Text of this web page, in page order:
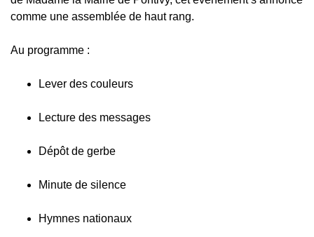
comme une assemblée de haut rang.
Au programme :
Lever des couleurs
Lecture des messages
Dépôt de gerbe
Minute de silence
Hymnes nationaux